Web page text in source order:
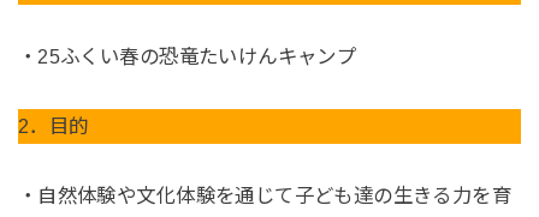
・25ふくい春の恐竜たいけんキャンプ
2．目的
・自然体験や文化体験を通じて子ども達の生きる力を育